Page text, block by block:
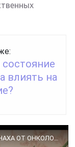
влиять на
АЛОЭ ВЕРА. ЧУДО РЕЦЕПТ СВЯЩЕННИКА МОНАХА ОТ ОНКОЛОГИИ